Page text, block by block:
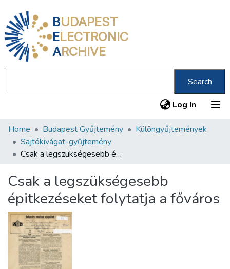
BUDAPEST
ELECTRONIC
ARCHIVE
Search
Log In (current)
Communities & Collections
All of DSpace
About us
Home Budapest Gyűjtemény
Különgyűjtemények
Sajtókivágat-gyűjtemény
Csak a legszükségesebb épitkezéseket folytatja a főváros
Csak a legszükségesebb
épitkezéseket folytatja a főváros